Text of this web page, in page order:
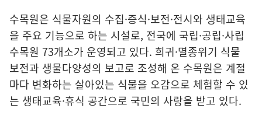
수목원은 식물자원의 수집·증식·보전·전시와 생태교육
을 주요 기능으로 하는 시설로, 전국에 국립·공립·사립
수목원 73개소가 운영되고 있다. 희귀·멸종위기 식물
보전과 생물다양성의 보고로 조성해 온 수목원은 계절
마다 변화하는 살아있는 식물을 오감으로 체험할 수 있
는 생태교육·휴식 공간으로 국민의 사랑을 받고 있다.